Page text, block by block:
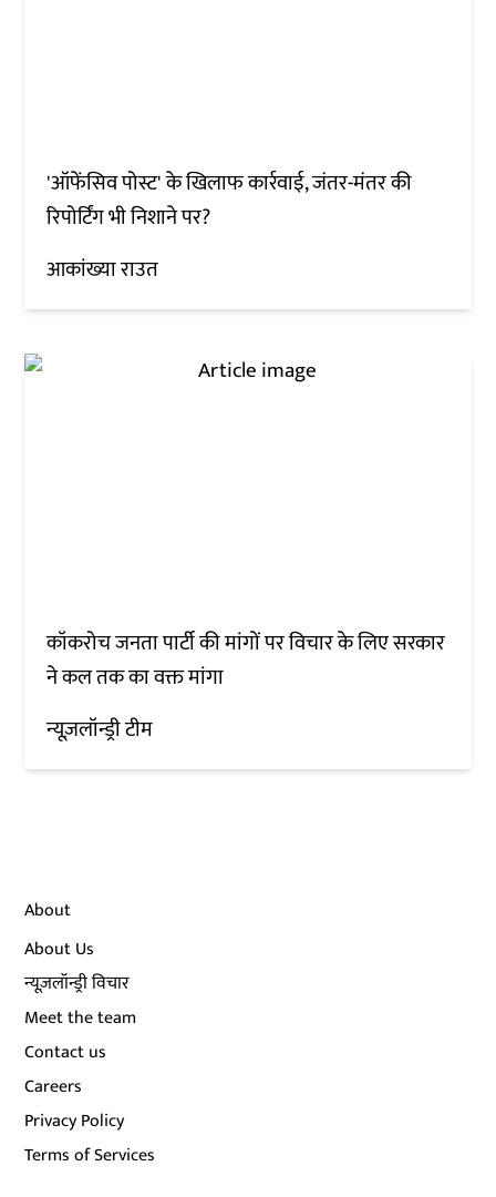
'ऑफेंसिव पोस्ट' के खिलाफ कार्रवाई, जंतर-मंतर की
रिपोर्टिंग भी निशाने पर?
आकांख्या राउत
कॉकरोच जनता पार्टी की मांगों पर विचार के लिए सरकार
ने कल तक का वक्त मांगा
न्यूज़लॉन्ड्री टीम
About
About Us
न्यूज़लॉन्ड्री विचार
Meet the team
Contact us
Careers
Privacy Policy
Terms of Services